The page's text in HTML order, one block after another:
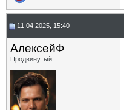
11.04.2025, 15:40
АлексейФ
Продвинутый